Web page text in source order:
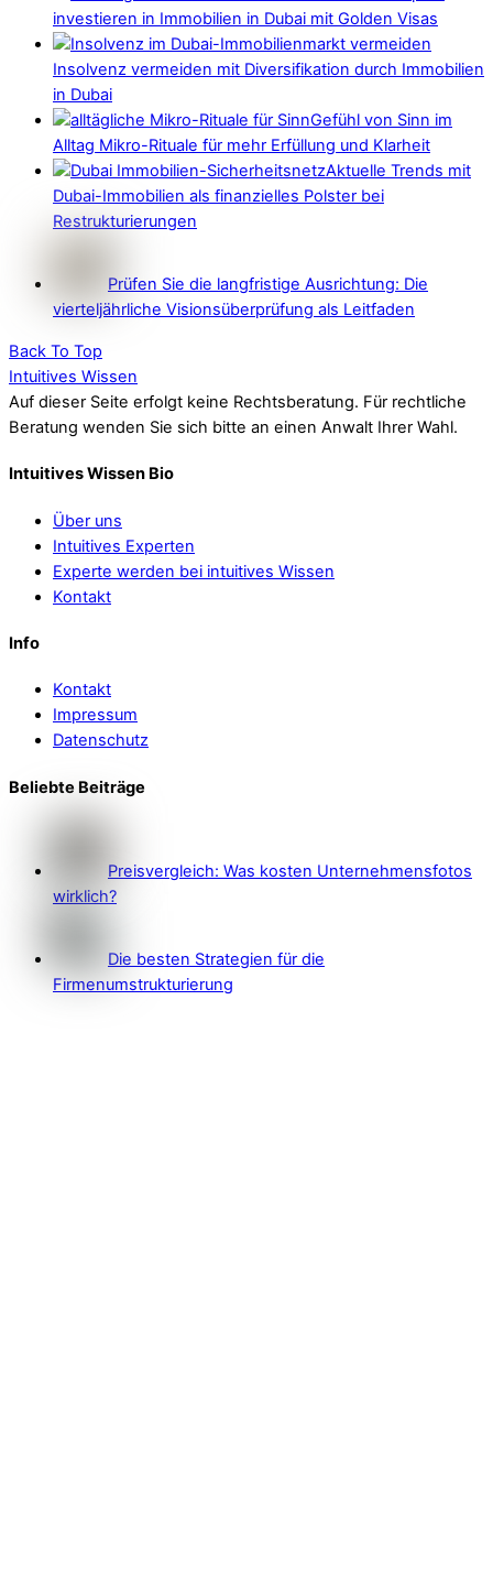
investieren in Immobilien in Dubai mit Golden Visas
Insolvenz vermeiden mit Diversifikation durch Immobilien
in Dubai
Gefühl von Sinn im
Alltag Mikro-Rituale für mehr Erfüllung und Klarheit
Aktuelle Trends mit
Dubai-Immobilien als finanzielles Polster bei
Restrukturierungen
Prüfen Sie die langfristige Ausrichtung: Die
vierteljährliche Visionsüberprüfung als Leitfaden
Back To Top
Intuitives Wissen
Auf dieser Seite erfolgt keine Rechtsberatung. Für rechtliche
Beratung wenden Sie sich bitte an einen Anwalt Ihrer Wahl.
Intuitives Wissen Bio
Über uns
Intuitives Experten
Experte werden bei intuitives Wissen
Kontakt
Info
Kontakt
Impressum
Datenschutz
Beliebte Beiträge
Preisvergleich: Was kosten Unternehmensfotos
wirklich?
Die besten Strategien für die
Firmenumstrukturierung